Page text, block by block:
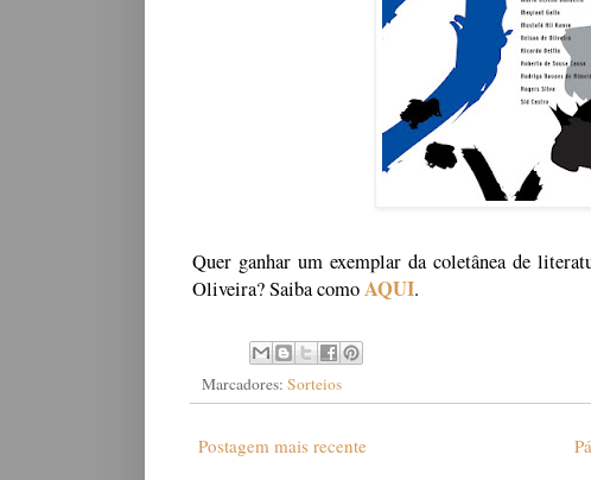
Quer ganhar um exemplar da coletânea de
Oliveira? Saiba comoAQUI.
Marcadores: Sorteios
Postagem mais recente